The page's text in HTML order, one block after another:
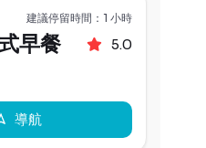
早餐 5.0
建議停留時間：1 小時
導航